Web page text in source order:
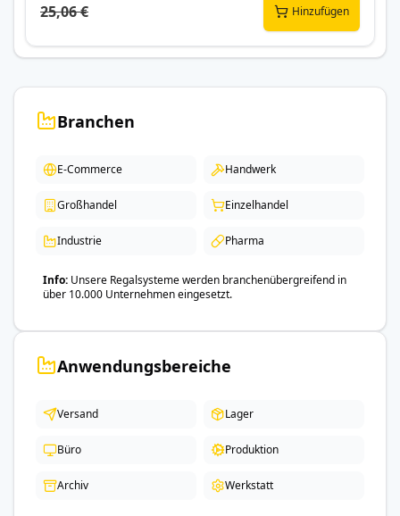
25,06 € Hinzufügen
Branchen
E-Commerce Handwerk
Großhandel Einzelhandel
Industrie Pharma
Info Unsere Regalsysteme werden branchenübergreifend in
über 10.000 Unternehmen eingesetzt.
Anwendungsbereiche
Versand Lager
Büro Produktion
Archiv Werkstatt